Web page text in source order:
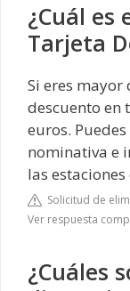
¿Cuál es
Tarjeta
Si eres mayor
descuento en
euros.
nominativa e
las
Solicitud de
Ver respuesta
¿Cuáles